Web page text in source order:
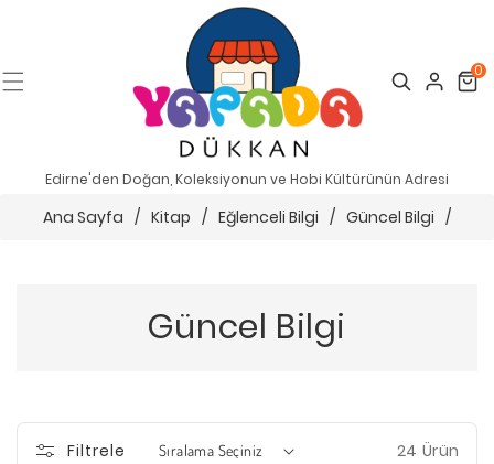
Search Cart
0
Edirne'den Doğan, Koleksiyonun ve Hobi Kültürünün Adresi
Ana Sayfa / Kitap / Eğlenceli Bilgi / Güncel Bilgi /
Güncel Bilgi
Filtrele 24 Ürün